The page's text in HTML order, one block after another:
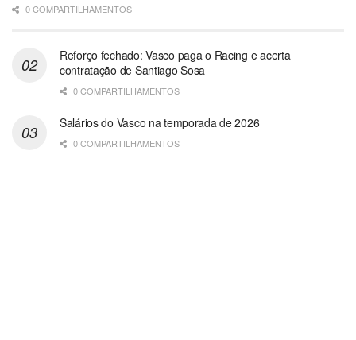
0 COMPARTILHAMENTOS
Reforço fechado: Vasco paga o Racing e acerta
contratação de Santiago Sosa
0 COMPARTILHAMENTOS
Salários do Vasco na temporada de 2026
0 COMPARTILHAMENTOS